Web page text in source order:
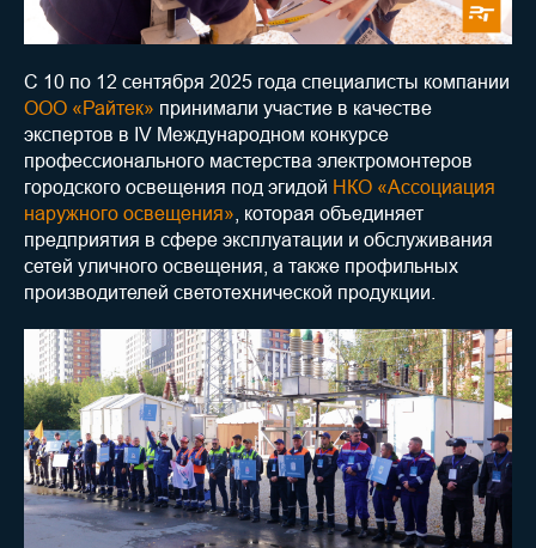
С 10 по 12 сентября 2025 года специалисты компании
ООО «Райтек» принимали участие в качестве
экспертов в IV Международном конкурсе
профессионального мастерства электромонтеров
городского освещения под эгидой НКО «Ассоциация
наружного освещения» , которая объединяет
предприятия в сфере эксплуатации и обслуживания
сетей уличного освещения, а также профильных
производителей светотехнической продукции.